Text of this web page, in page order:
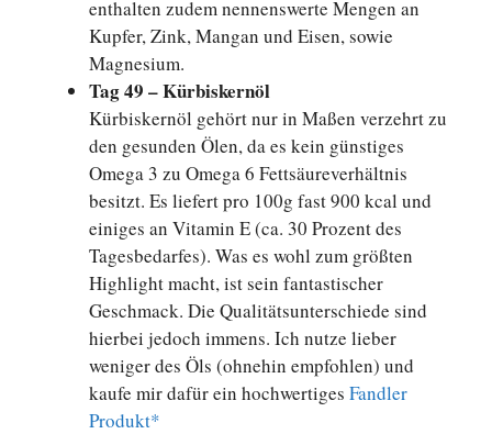
enthalten zudem nennenswerte Mengen an
Kupfer, Zink, Mangan und Eisen, sowie
Magnesium.
Tag 49 – Kürbiskernöl
Kürbiskernöl gehört nur in Maßen verzehrt zu
den gesunden Ölen, da es kein günstiges
Omega 3 zu Omega 6 Fettsäureverhältnis
besitzt. Es liefert pro 100g fast 900 kcal und
einiges an Vitamin E (ca. 30 Prozent des
Tagesbedarfes). Was es wohl zum größten
Highlight macht, ist sein fantastischer
Geschmack. Die Qualitätsunterschiede sind
hierbei jedoch immens. Ich nutze lieber
weniger des Öls (ohnehin empfohlen) und
kaufe mir dafür ein hochwertiges Fandler
Produkt*